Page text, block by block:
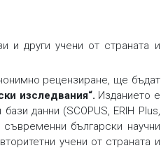
и други учени от страната и
рецензиране, ще бъдат
изследвания“. Изданието е
данни (SCOPUS, ERIH Plus,
български научни
учени от страната и